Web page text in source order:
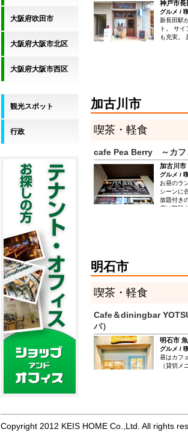
大阪府吹田市
大阪府大阪市北区
大阪府大阪市西区
観光スポット
行政
神戸市
グルメ /
新長田駅
ト。 サ
も充実。
加古川市
喫茶・軽食
cafe Pea Berry ～カ
加古川市
グルメ /
お昼のラ
シーンに
放題付き
席は階段
明石市
喫茶・軽食
Cafe＆diningbar
バ）
明石市
グルメ /
昼はカフ
（貸切メ
Copyright 2012 KEIS HOME Co.,Ltd. All rights